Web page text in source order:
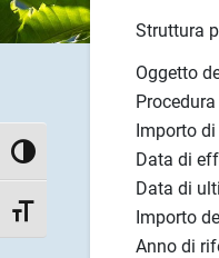
Attiva/disattiva alto
Attiva/disattiva
Struttura
Oggetto
Importo
Data di
Data di
Importo
Anno di